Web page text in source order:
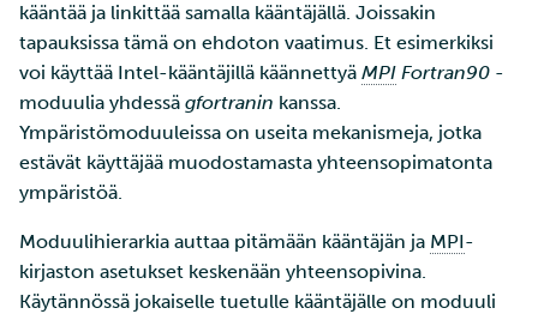
kääntää ja linkittää samalla kääntäjällä. Joissakin
tapauksissa tämä on ehdoton vaatimus. Et esimerkiksi
voi käyttää Intel-kääntäjillä käännettyä MPI Fortran90 -
moduulia yhdessä gfortranin kanssa.
Ympäristömoduuleissa on useita mekanismeja, jotka
estävät käyttäjää muodostamasta yhteensopimatonta
ympäristöä.
Moduulihierarkia auttaa pitämään kääntäjän ja MPI-
kirjaston asetukset keskenään yhteensopivina.
Käytännössä jokaiselle tuetulle kääntäjälle on moduuli